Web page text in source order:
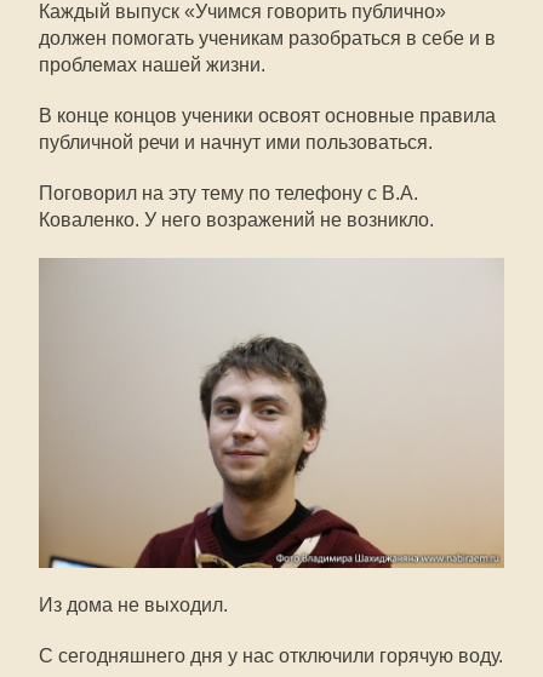
Каждый выпуск «Учимся говорить публично»
должен помогать ученикам разобраться в себе и в
проблемах нашей жизни.
В конце концов ученики освоят основные правила
публичной речи и начнут ими пользоваться.
Поговорил на эту тему по телефону с В.А.
Коваленко. У него возражений не возникло.
Из дома не выходил.
С сегодняшнего дня у нас отключили горячую воду.